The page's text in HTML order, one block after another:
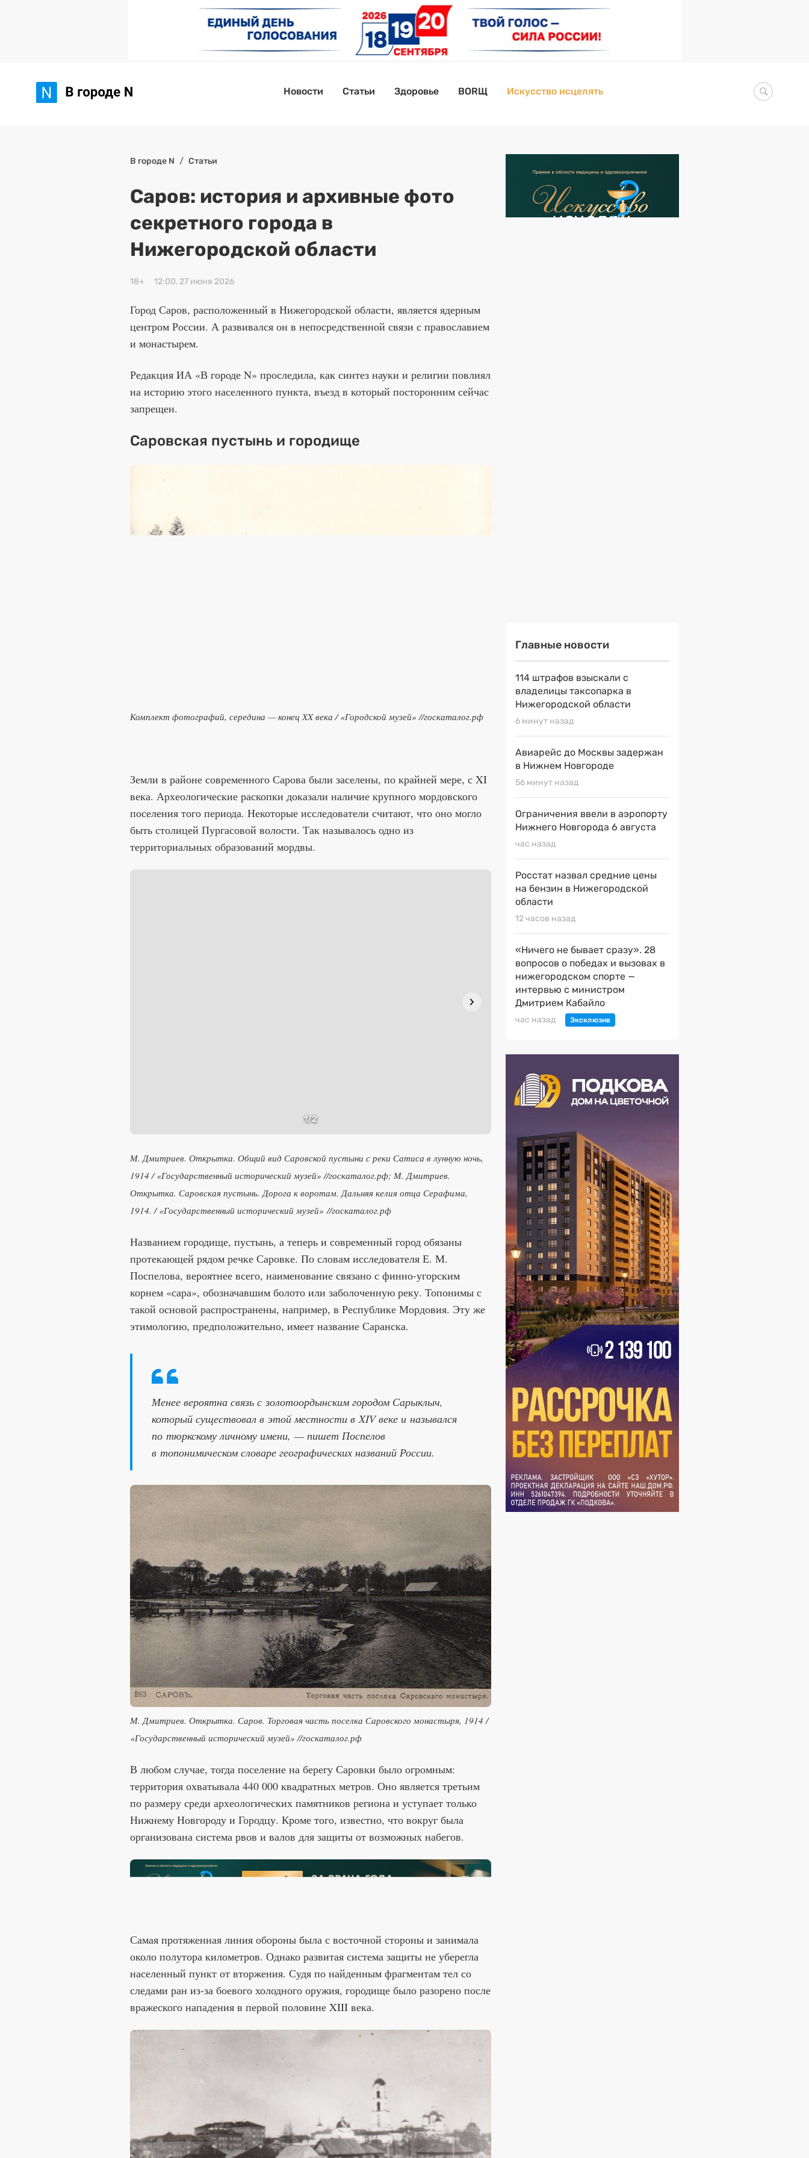
Новости Статьи Здоровье BORЩ Искусство исцелять
В городе N Статьи
Саров: история и архивные фото
секретного города в
Нижегородской области
18+ 12:00, 27 июня 2026
Город Саров, расположенный в Нижегородской области, является ядерным
центром России. А развивался он в непосредственной связи с православием
и монастырем.
Редакция ИА «В городе N» проследила, как синтез науки и религии повлиял
на историю этого населенного пункта, въезд в который посторонним сейчас
запрещен.
Саровская пустынь и городище
Комплект фотографий, середина — конец XX века /«Городской музей» //госкаталог.рф
Земли в районе современного Сарова были заселены, по крайней мере, с XI
века. Археологические раскопки доказали наличие крупного мордовского
поселения того периода. Некоторые исследователи считают, что оно могло
быть столицей Пургасовой волости. Так называлось одно из
территориальных образований мордвы.
1/2
М. Дмитриев. Открытка. Общий вид Саровской пустыни с реки Сатиса в лунную ночь,
1914 /«Государственный исторический музей» //госкаталог.рф; М. Дмитриев.
Открытка. Саровская пустынь. Дорога к воротам. Дальняя келия отца Серафима,
1914. /«Государственный исторический музей» //госкаталог.рф
Названием городище, пустынь, а теперь и современный город обязаны
протекающей рядом речке Саровке. По словам исследователя Е. М.
Поспелова, вероятнее всего, наименование связано с финно-угорским
корнем «сара», обозначавшим болото или заболоченную реку. Топонимы с
такой основой распространены, например, в Республике Мордовия. Эту же
этимологию, предположительно, имеет название Саранска.
Менее вероятна связь с золотоордынским городом Сарыклыч,
который существовал в этой местности в XIV веке и назывался
по тюркскому личному имени, — пишет Поспелов
в топонимическом словаре географических названий России.
М. Дмитриев. Открытка. Саров. Торговая часть поселка Саровского монастыря, 1914 /
«Государственный исторический музей» //госкаталог.рф
В любом случае, тогда поселение на берегу Саровки было огромным:
территория охватывала 440 000 квадратных метров. Оно является третьим
по размеру среди археологических памятников региона и уступает только
Нижнему Новгороду и Городцу. Кроме того, известно, что вокруг была
организована система рвов и валов для защиты от возможных набегов.
Самая протяженная линия обороны была с восточной стороны и занимала
около полутора километров. Однако развитая система защиты не уберегла
населенный пункт от вторжения. Судя по найденным фрагментам тел со
следами ран из-за боевого холодного оружия, городище было разорено после
вражеского нападения в первой половине XIII века.
Главные новости
114 штрафов взыскали с
владелицы таксопарка в
Нижегородской области
6 минут назад
Авиарейс до Москвы задержан
в Нижнем Новгороде
56 минут назад
Ограничения ввели в аэропорту
Нижнего Новгорода 6 августа
час назад
Росстат назвал средние цены
на бензин в Нижегородской
области
12 часов назад
«Ничего не бывает сразу». 28
вопросов о победах и вызовах в
нижегородском спорте —
интервью с министром
Дмитрием Кабайло
час назад